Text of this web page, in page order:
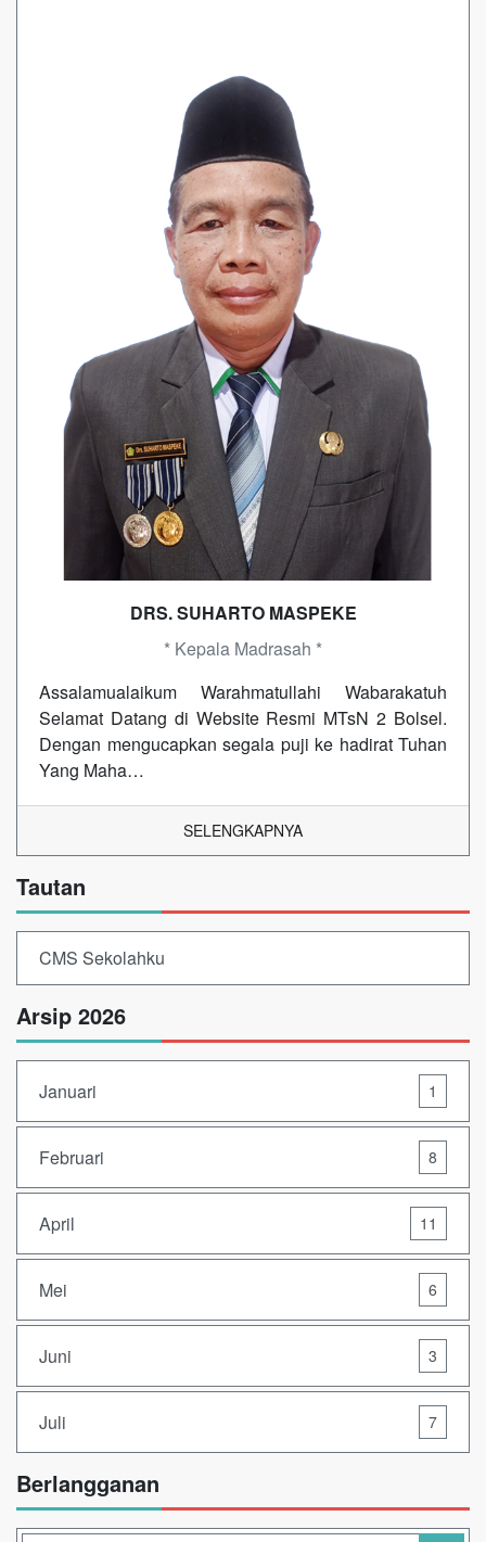
DRS. SUHARTO MASPEKE
* Kepala Madrasah *
Assalamualaikum Warahmatullahi Wabarakatuh
Selamat Datang di Website Resmi MTsN 2 Bolsel.
Dengan mengucapkan segala puji ke hadirat Tuhan
Yang Maha…
SELENGKAPNYA
Tautan
CMS Sekolahku
Arsip 2026
Januari 1
Februari 8
April 11
Mei 6
Juni 3
Juli 7
Berlangganan